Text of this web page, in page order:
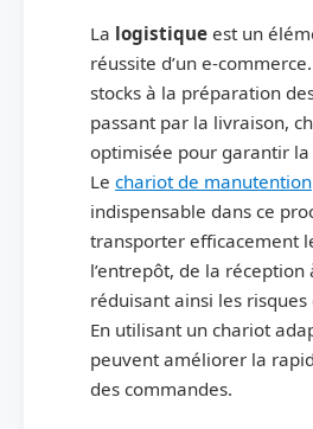
La logistique est un
réussite d’un
stocks à la préparation
passant par la livraison,
optimisée pour garantir
Le chariot de manutention
indispensable dans ce
transporter efficacement
l’entrepôt, de la réception
réduisant ainsi les risques
En utilisant un chariot
peuvent améliorer la
des commandes.